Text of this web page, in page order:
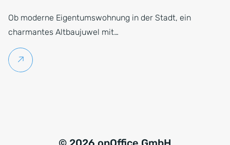
Ob moderne Eigentumswohnung in der Stadt, ein
charmantes Altbaujuwel mit…
Weiterlesen